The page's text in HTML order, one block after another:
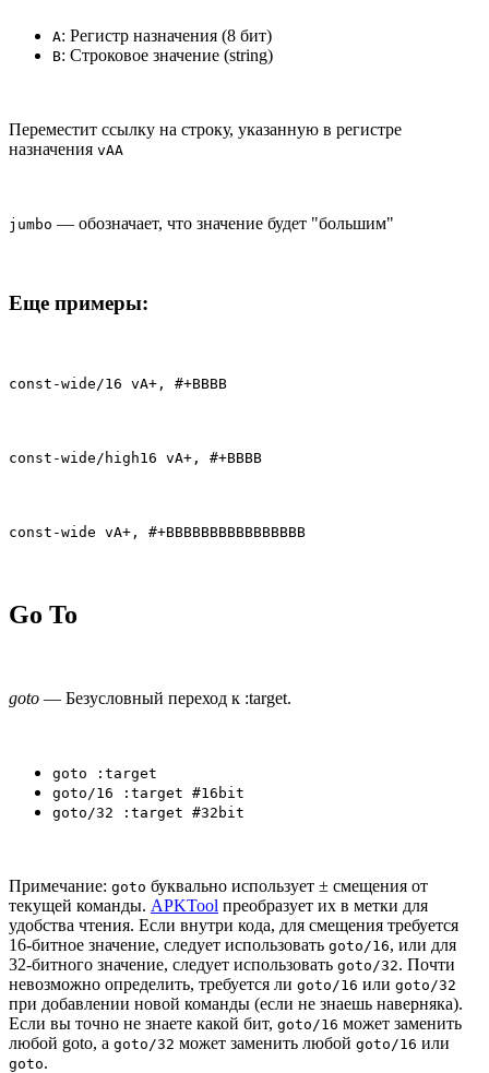
A: Регистр назначения (8 бит)
B: Строковое значение (string)
Переместит ссылку на строку, указанную в регистре
назначения vAA
jumbo — обозначает, что значение будет "большим"
Еще примеры:
const-wide/16 vA+, #+BBBB
const-wide/high16 vA+, #+BBBB
const-wide vA+, #+BBBBBBBBBBBBBBBB
Go To
goto — Безусловный переход к :target.
goto :target
goto/16 :target #16bit
goto/32 :target #32bit
Примечание: goto буквально использует ± смещения от
текущей команды. APKTool преобразует их в метки для
удобства чтения. Если внутри кода, для смещения требуется
16-битное значение, следует использовать goto/16, или для
32-битного значение, следует использовать goto/32. Почти
невозможно определить, требуется ли goto/16 или goto/32
при добавлении новой команды (если не знаешь наверняка).
Если вы точно не знаете какой бит, goto/16 может заменить
любой goto, а goto/32 может заменить любой goto/16 или
goto.